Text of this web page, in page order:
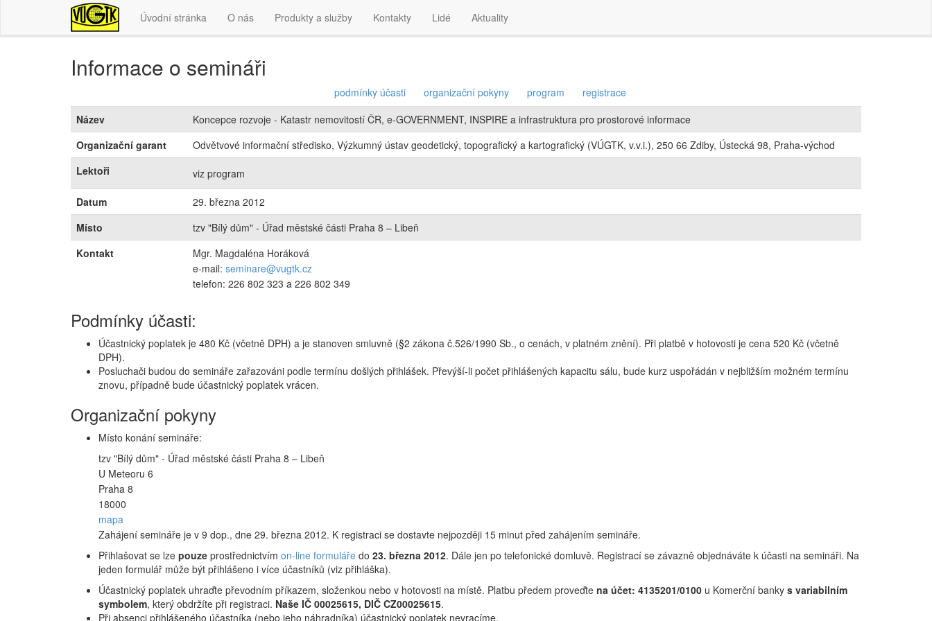
Úvodní stránka O nás Produkty a služby Kontakty Lidé Aktuality
Informace o semináři
podmínky účasti organizační pokyny program
registrace
Název
Koncepce rozvoje - Katastr nemovitostí ČR, e-GOVERNMENT, INSPIRE a infrastruktura pro prostorové informace
Organizační garant
Odvětvové informační středisko, Výzkumný ústav geodetický, topografický a kartografický (VÚGTK, v.v.i.), 250 66 Zdiby, Ústecká 98, Praha-východ
Lektoři
viz program
Datum
29. března 2012
Místo
tzv "Bílý dům" - Úřad městské části Praha 8 – Libeň
Kontakt
Mgr. Magdaléna Horáková
e-mail: seminare@vugtk.cz
telefon: 226 802 323 a 226 802 349
Podmínky účasti:
Účastnický poplatek je 480 Kč (včetně DPH) a je stanoven smluvně (§2 zákona č.526/1990 Sb., o cenách, v platném znění). Při platbě v hotovosti je cena 520 Kč (včetně
DPH).
Posluchači budou do semináře zařazováni podle termínu došlých přihlášek. Převýší-li počet přihlášených kapacitu sálu, bude kurz uspořádán v nejbližším možném termínu
znovu, případně bude účastnický poplatek vrácen.
Organizační pokyny
Místo konání semináře:
tzv "Bílý dům" - Úřad městské části Praha 8 – Libeň
U Meteoru 6
Praha 8
18000
mapa
Zahájení semináře je v 9 dop., dne 29. března 2012. K registraci se dostavte nejpozději 15 minut před zahájením semináře.
Přihlašovat se lze pouze prostřednictvím on-line formuláře do 23. března 2012. Dále jen po telefonické domluvě. Registrací se závazně objednáváte k účasti na semináři. Na
jeden formulář může být přihlášeno i více účastníků (viz přihláška).
Účastnický poplatek uhraďte převodním příkazem, složenkou nebo v hotovosti na místě. Platbu předem proveďte na účet: 4135201/0100 u Komerční banky s variabilním
symbolem, který obdržíte při registraci. Naše IČ 00025615, DIČ CZ00025615.
Při absenci přihlášeného účastníka (nebo jeho náhradníka) účastnický poplatek nevracíme.